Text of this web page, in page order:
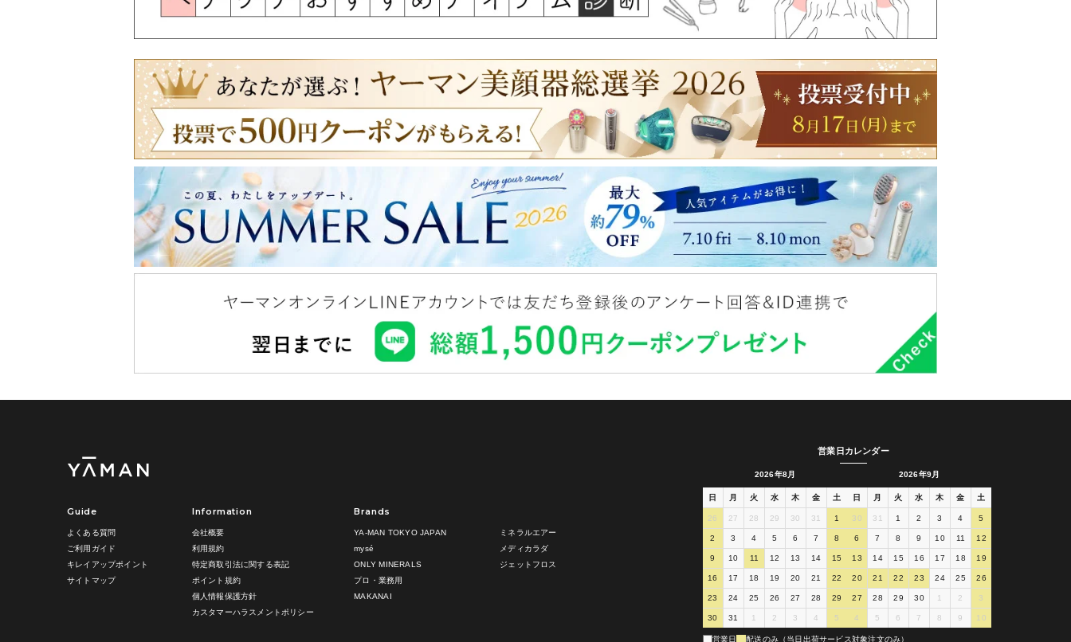
Guide
よくある質問
ご利用ガイド
キレイアップポイント
サイトマップ
Information
会社概要
利用規約
特定商取引法に関する表記
ポイント規約
個人情報保護方針
カスタマーハラスメントポリシー
Brands
YA-MAN TOKYO JAPAN
mysé
ONLY MINERALS
プロ・業務用
MAKANAI
ミネラルエアー
メディカラダ
ジェットフロス
営業日カレンダー
2026年8月
日 月 火 水 木 金 土
26 27 28 29 30 31 1
2 3 4 5 6 7 8
9 10 11 12 13 14 15
16 17 18 19 20 21 22
23 24 25 26 27 28 29
30 31 1 2 3 4 5
2026年9月
日 月 火 水 木 金 土
30 31 1 2 3 4 5
6 7 8 9 10 11 12
13 14 15 16 17 18 19
20 21 22 23 24 25 26
27 28 29 30 1 2 3
4 5 6 7 8 9 10
営業日 配送のみ（当日出荷サービス対象注文のみ）